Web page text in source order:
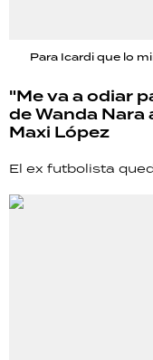
Para Icardi que lo
"Me va a odiar
de Wanda
Maxi López
El ex futbolista